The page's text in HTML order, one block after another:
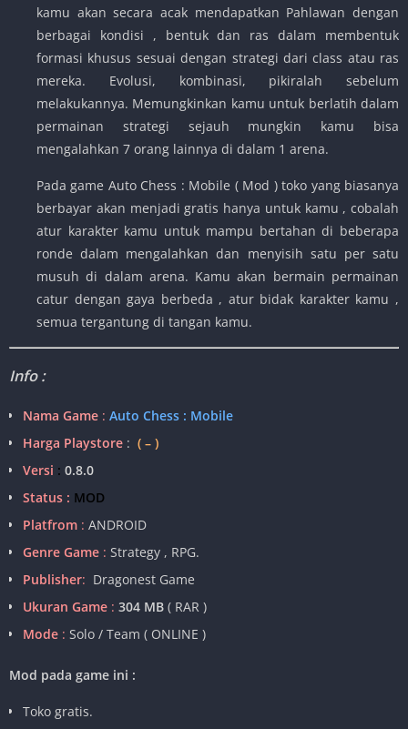
kamu akan secara acak mendapatkan Pahlawan dengan
berbagai kondisi , bentuk dan ras dalam membentuk
formasi khusus sesuai dengan strategi dari class atau ras
mereka. Evolusi, kombinasi, pikiralah sebelum
melakukannya. Memungkinkan kamu untuk berlatih dalam
permainan strategi sejauh mungkin kamu bisa
mengalahkan 7 orang lainnya di dalam 1 arena.
Pada game Auto Chess : Mobile ( Mod ) toko yang biasanya
berbayar akan menjadi gratis hanya untuk kamu , cobalah
atur karakter kamu untuk mampu bertahan di beberapa
ronde dalam mengalahkan dan menyisih satu per satu
musuh di dalam arena. Kamu akan bermain permainan
catur dengan gaya berbeda , atur bidak karakter kamu ,
semua tergantung di tangan kamu.
Info :
Nama Game : Auto Chess : Mobile
Harga Playstore : ( – )
Versi : 0.8.0
Status : MOD
Platfrom : ANDROID
Genre Game : Strategy , RPG.
Publisher: Dragonest Game
Ukuran Game : 304 MB ( RAR )
Mode : Solo / Team ( ONLINE )
Mod pada game ini :
Toko gratis.